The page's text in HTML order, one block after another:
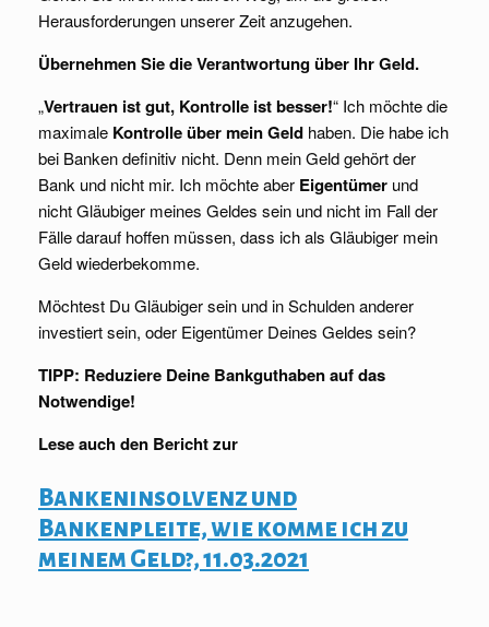
Herausforderungen unserer Zeit anzugehen.
Übernehmen Sie die Verantwortung über Ihr Geld.
„Vertrauen ist gut, Kontrolle ist besser!“ Ich möchte die
maximale Kontrolle über mein Geld haben. Die habe ich
bei Banken definitiv nicht. Denn mein Geld gehört der
Bank und nicht mir. Ich möchte aber Eigentümer und
nicht Gläubiger meines Geldes sein und nicht im Fall der
Fälle darauf hoffen müssen, dass ich als Gläubiger mein
Geld wiederbekomme.
Möchtest Du Gläubiger sein und in Schulden anderer
investiert sein, oder Eigentümer Deines Geldes sein?
TIPP: Reduziere Deine Bankguthaben auf das
Notwendige!
Lese auch den Bericht zur
Bankeninsolvenz und
Bankenpleite, wie komme ich zu
meinem Geld?, 11.03.2021